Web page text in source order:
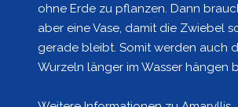
ohne Erde zu pflanzen. Dann
aber eine Vase, damit die Zwiebel
gerade bleibt. Somit werden auch
Wurzeln länger im Wasser hängen